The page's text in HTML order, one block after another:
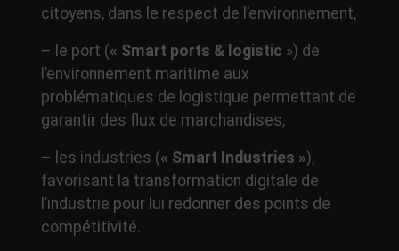
citoyens, dans le respect de l’environnement,
– le port (« Smart ports & logistic ») de
l’environnement maritime aux
problématiques de logistique permettant de
garantir des flux de marchandises,
– les industries (« Smart Industries »),
favorisant la transformation digitale de
l’industrie pour lui redonner des points de
compétitivité.